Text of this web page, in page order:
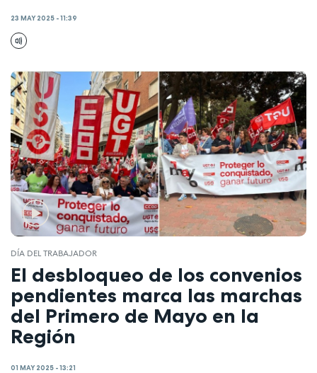
23 MAY 2025 - 11:39
DÍA DEL TRABAJADOR
El desbloqueo de los convenios
pendientes marca las marchas
del Primero de Mayo en la
Región
01 MAY 2025 - 13:21